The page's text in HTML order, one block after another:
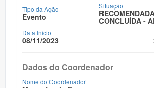
Tipo da Ação
Evento
Situação
CONCLUÍDA -
Data Inicio
08/11/2023
Dados do Coordenador
Nome do Coordenador